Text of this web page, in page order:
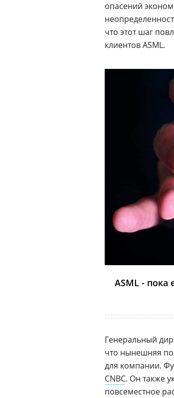
опасений
что этот шаг
клиентов ASML.
ASML -
Генеральный
что нынешняя
для компании.
CNBC. Он также
повсеместное